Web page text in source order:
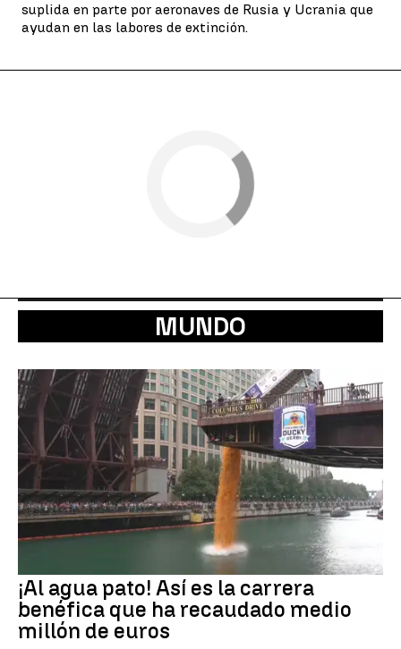
suplida en parte por aeronaves de Rusia y Ucrania que
ayudan en las labores de extinción.
MUNDO
¡Al agua pato! Así es la carrera
benéfica que ha recaudado medio
millón de euros